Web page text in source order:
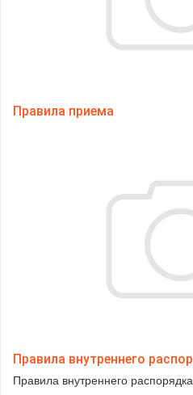
Правила приема
Правила внутреннего
Правила внутреннего